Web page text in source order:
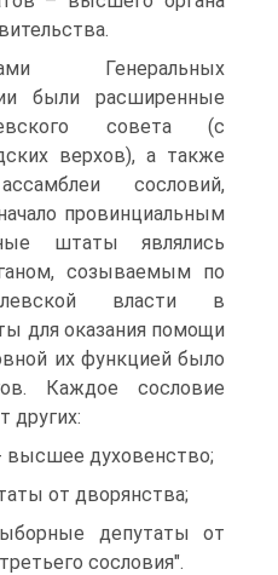
Генеральных
были расширенные
совета (с
верхов), а также
сословий,
провинциальным
штаты являлись
созываемым по
власти в
для оказания помощи
их функцией было
Каждое сословие
других:
высшее духовенство;
от дворянства;
депутаты от
сословия".